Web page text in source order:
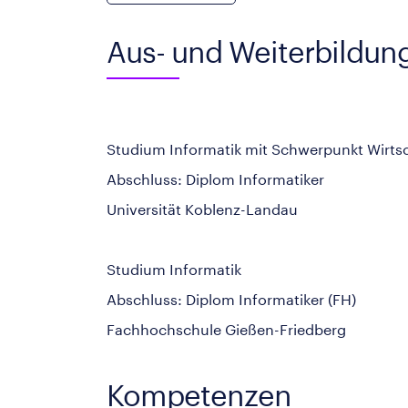
Aus- und
Studium Informatik mit Schwerpunkt
Abschluss: Diplom Informatiker
Universität Koblenz-Landau
Studium Informatik
Abschluss: Diplom Informatiker (FH)
Fachhochschule Gießen-Friedberg
Kompetenzen